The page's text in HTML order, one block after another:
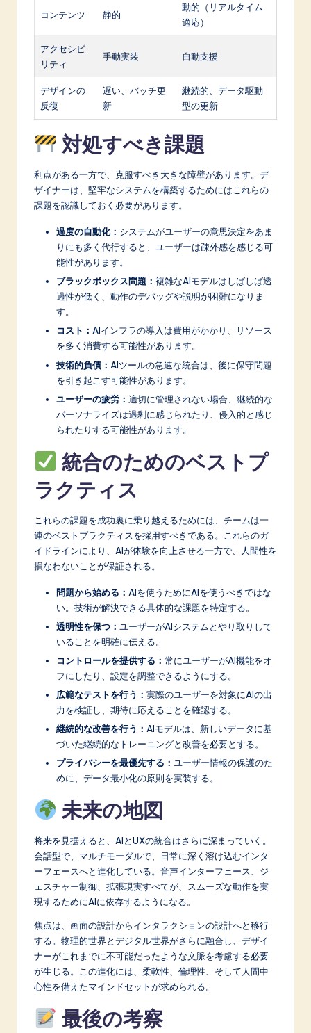
コンテンツ 静的
動的（リアルタイム
適応）
アクセシビ
リティ
手動実装 自動支援
デザインの
反復
遅い、バッチ更
新
継続的、データ駆動
型の更新
対処すべき課題
利点がある一方で、克服すべき大きな障壁があります。デ
ザイナーは、堅牢なシステムを構築するためにはこれらの
課題を認識しておく必要があります。
過度の自動化： システムがユーザーの意思決定をあま
りにも多く代行すると、ユーザーは疎外感を感じる可
能性があります。
ブラックボックス問題： 複雑なAIモデルはしばしば透
過性が低く、動作のデバッグや説明が困難になりま
す。
コスト： AIインフラの導入は費用がかかり、リソース
を多く消費する可能性があります。
技術的負債： AIツールの急速な統合は、後に保守問題
を引き起こす可能性があります。
ユーザーの疲労： 適切に管理されない場合、継続的な
パーソナライズは過剰に感じられたり、侵入的と感じ
られたりする可能性があります。
統合のためのベストプ
ラクティス
これらの課題を成功裏に乗り越えるためには、チームは一
連のベストプラクティスを採用すべきである。これらのガ
イドラインにより、AIが体験を向上させる一方で、人間性を
損なわないことが保証される。
問題から始める： AIを使うためにAIを使うべきではな
い。技術が解決できる具体的な課題を特定する。
透明性を保つ： ユーザーがAIシステムとやり取りして
いることを明確に伝える。
コントロールを提供する： 常にユーザーがAI機能をオ
フにしたり、設定を調整できるようにする。
広範なテストを行う： 実際のユーザーを対象にAIの出
力を検証し、期待に応えることを確認する。
継続的な改善を行う： AIモデルは、新しいデータに基
づいた継続的なトレーニングと改善を必要とする。
プライバシーを最優先する： ユーザー情報の保護のた
めに、データ最小化の原則を実装する。
未来の地図
将来を見据えると、AIとUXの統合はさらに深まっていく。
会話型で、マルチモーダルで、日常に深く溶け込むインタ
ーフェースへと進化している。音声インターフェース、ジ
ェスチャー制御、拡張現実すべてが、スムーズな動作を実
現するためにAIに依存するようになる。
焦点は、画面の設計からインタラクションの設計へと移行
する。物理的世界とデジタル世界がさらに融合し、デザイ
ナーがこれまでに不可能だったような文脈を考慮する必要
が生じる。この進化には、柔軟性、倫理性、そして人間中
心性を備えたマインドセットが求められる。
最後の考察